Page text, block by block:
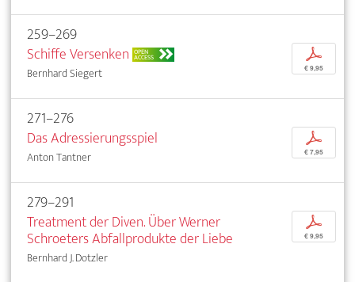
259–269
Schiffe Versenken OPEN
ACCESS
Bernhard Siegert
p
€ 9,95
271–276
Das Adressierungsspiel
Anton Tantner
p
€ 7,95
279–291
Treatment der Diven. Über Werner
Schroeters Abfallprodukte der Liebe
Bernhard J. Dotzler
p
€ 9,95